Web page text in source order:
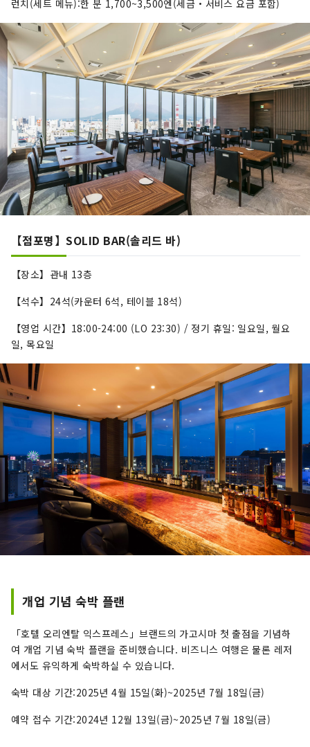
런치(세트 메뉴):한 분 1,700~3,500엔(세금・서비스 요금 포함)
【점포명】SOLID BAR(솔리드 바)
【장소】관내 13층
【석수】24석(카운터 6석, 테이블 18석)
【영업 시간】18:00-24:00 (LO 23:30) / 정기 휴일: 일요일, 월요
일, 목요일
개업 기념 숙박 플랜
「호텔 오리엔탈 익스프레스」브랜드의 가고시마 첫 출점을 기념하
여 개업 기념 숙박 플랜을 준비했습니다. 비즈니스 여행은 물론 레저
에서도 유익하게 숙박하실 수 있습니다.
숙박 대상 기간:2025년 4월 15일(화)~2025년 7월 18일(금)
예약 접수 기간:2024년 12월 13일(금)~2025년 7월 18일(금)